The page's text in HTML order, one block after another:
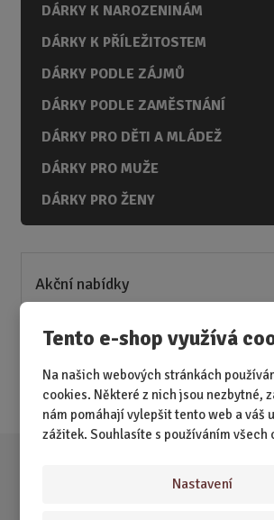
Tento e-shop využívá
Na našich webových stránkách
cookies. Některé z nich jsou nezbytné,
nám pomáhají vylepšit tento web a váš
zážitek. Souhlasíte s používáním všech
Nastavení
DÁRKY K NAROZENINÁM
DÁRKY K PŘÍLEŽITOSTEM
DÁRKY PODLE ZÁJMŮ
DÁRKY PODLE ZAMĚSTNÁNÍ
DÁRKY PRO DĚTI A MLÁDEŽ
DÁRKY PRO MUŽE
DÁRKY PRO ŽENY
Akční nabídky
Akce